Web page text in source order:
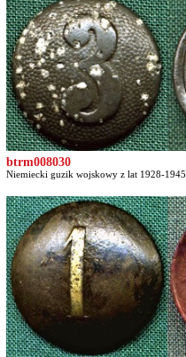
btrm008030
Niemiecki guzik wojskowy z lat 1928-